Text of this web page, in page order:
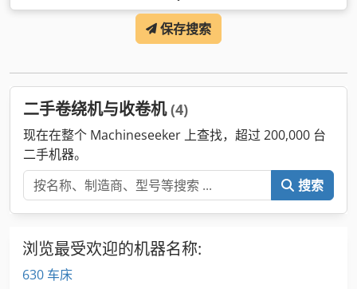
保存搜索
二手卷绕机与收卷机(4)
现在在整个 Machineseeker 上查找，超过 200,000 台
二手机器。
搜索
浏览最受欢迎的机器名称:
630 车床